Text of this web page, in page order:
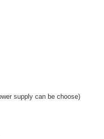
supply can be choose)